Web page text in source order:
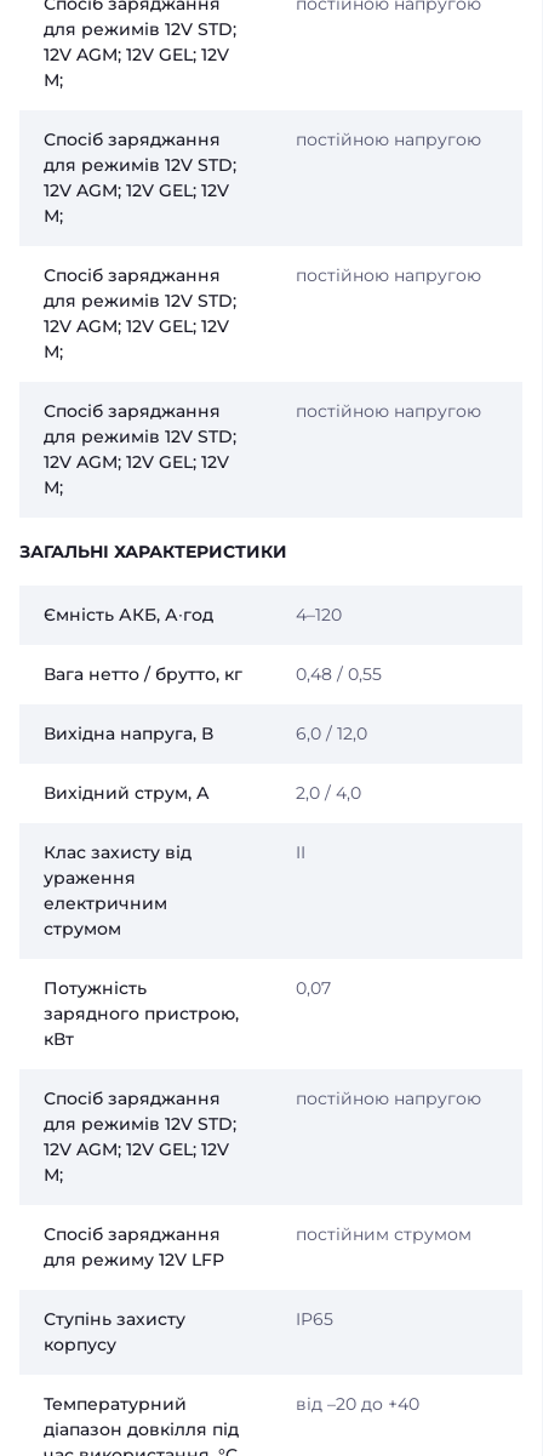
для режимів 12V STD;
12V AGM; 12V GEL; 12V
М;
Спосіб заряджання
для режимів 12V STD;
12V AGM; 12V GEL; 12V
М;
постійною напругою
Спосіб заряджання
для режимів 12V STD;
12V AGM; 12V GEL; 12V
М;
постійною напругою
Спосіб заряджання
для режимів 12V STD;
12V AGM; 12V GEL; 12V
М;
постійною напругою
ЗАГАЛЬНІ ХАРАКТЕРИСТИКИ
Ємність АКБ, А∙год 4–120
Вага нетто / брутто, кг 0,48 / 0,55
Вихідна напруга, В 6,0 / 12,0
Вихідний струм, А 2,0 / 4,0
Клас захисту від
ураження
електричним
струмом
II
Потужність
зарядного пристрою,
кВт
0,07
Спосіб заряджання
для режимів 12V STD;
12V AGM; 12V GEL; 12V
М;
постійною напругою
Спосіб заряджання
для режиму 12V LFP
постійним струмом
Ступінь захисту
корпусу
IP65
Температурний
діапазон довкілля під
від –20 до +40